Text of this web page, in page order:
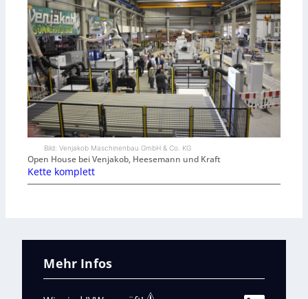
Bild: Venjakob Maschinenbau GmbH & Co. KG
Open House bei Venjakob, Heesemann und Kraft
Kette komplett
Mehr Infos